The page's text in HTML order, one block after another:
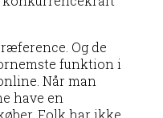
Og de
funktion i
Når man
have en